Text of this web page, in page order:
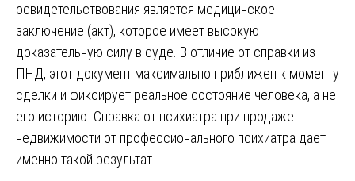
освидетельствования является медицинское
заключение (акт), которое имеет высокую
доказательную силу в суде. В отличие от справки из
ПНД, этот документ максимально приближен к моменту
сделки и фиксирует реальное состояние человека, а не
его историю. Справка от психиатра при продаже
недвижимости от профессионального психиатра дает
именно такой результат.